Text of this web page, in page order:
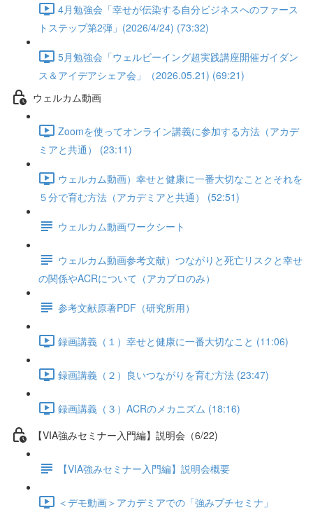
4月勉強会「幸せが伝染する自分ビジネスへのファース
トステップ第2弾」(2026/4/24) (73:32)
5月勉強会「ウェルビーイング超実践講座開催ガイダン
ス＆アイデアシェア会」（2026.05.21) (69:21)
ウェルカム動画
Zoomを使ってオンライン講義に参加する方法（アカデ
ミアと共通） (23:11)
ウェルカム動画）幸せと健康に一番大切なこととそれを
５分で育む方法（アカデミアと共通） (52:51)
ウェルカム動画ワークシート
ウェルカム動画参考文献）つながりと死亡リスクと幸せ
の関係やACRについて（アカプロのみ）
参考文献原著PDF（研究所用）
録画講義（１）幸せと健康に一番大切なこと (11:06)
録画講義（２）良いつながりを育む方法 (23:47)
録画講義（３）ACRのメカニズム (18:16)
【VIA強みセミナー入門編】説明会（6/22)
【VIA強みセミナー入門編】説明会概要
＜デモ動画＞アカデミアでの「強みプチセミナ」